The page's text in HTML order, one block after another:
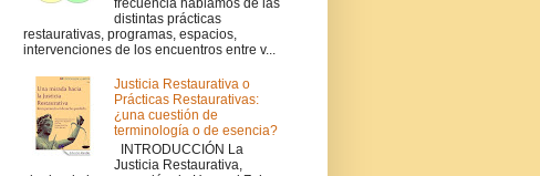
frecuencia hablamos de las
distintas prácticas
restaurativas, programas, espacios,
intervenciones de los encuentros entre v...
Justicia Restaurativa o
Prácticas Restaurativas:
¿una cuestión de
terminología o de esencia?
INTRODUCCIÓN La
Justicia Restaurativa,